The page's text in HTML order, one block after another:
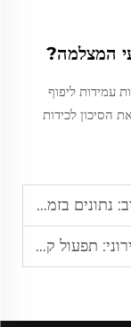
המצלמה?
עמידות ליפוף
הסיכון לכידות
אמת למיקום חסימה
זיהוי חסימות